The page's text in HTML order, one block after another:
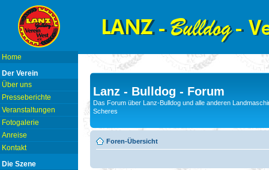
Home
Der Verein
Über uns
Presseberichte
Veranstaltungen
Fotogalerie
Anreise
Kontakt
Die Szene
Lanz - Bulldog - Forum
Das Forum über Lanz-Bulldog und alle anderen
Scheres
Foren-Übersicht